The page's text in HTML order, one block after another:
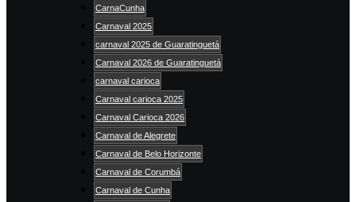
CarnaCunha
Carnaval 2025
carnaval 2025 de Guaratinguetá
Carnaval 2026 de Guaratinguetá
carnaval carioca
Carnaval carioca 2025
Carnaval Carioca 2026
Carnaval de Alegrete
Carnaval de Belo Horizonte
Carnaval de Corumbá
Carnaval de Cunha